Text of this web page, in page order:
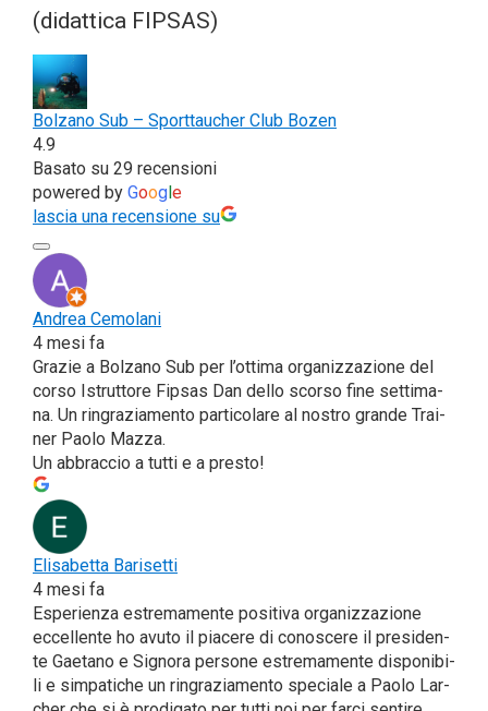
(didat­ti­ca FIPSAS)
Bol­za­no Sub – Sport­tau­cher Club Bozen
4.9
Basa­to su 29 recensioni
powe­red by Goog e
lascia una recen­sio­ne su
Andrea Cemo­la­ni
4 mesi fa
Gra­zie a Bol­za­no Sub per l’ot­ti­ma orga­niz­za­zio­ne del
cor­so Istrut­to­re Fip­sas Dan del­lo scor­so fine set­ti­ma­
na. Un rin­gra­zia­men­to par­ti­co­la­re al nostro gran­de Trai­
ner Pao­lo Maz­za.
Un abbrac­cio a tut­ti e a presto!
Eli­sa­bet­ta Bari­set­ti
4 mesi fa
Espe­rien­za estre­ma­men­te posi­ti­va orga­niz­za­zio­ne
eccel­len­te ho avu­to il pia­ce­re di cono­sce­re il pre­si­den­
te Gae­ta­no e Signo­ra per­so­ne estre­ma­men­te dispo­ni­bi­
li e sim­pa­ti­che un rin­gra­zia­men­to spe­cia­le a Pao­lo Lar­